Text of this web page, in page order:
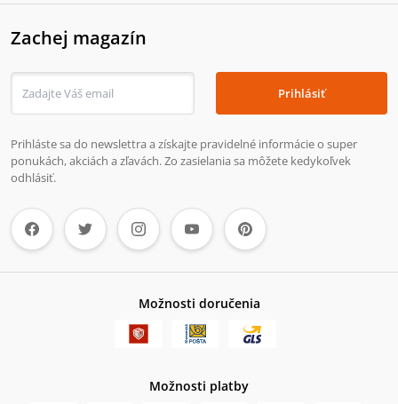
Zachej magazín
Prihlásiť
Prihláste sa do newslettra a získajte pravidelné informácie o super
ponukách, akciách a zľavách. Zo zasielania sa môžete kedykoľvek
odhlásiť.
Možnosti doručenia
Možnosti platby